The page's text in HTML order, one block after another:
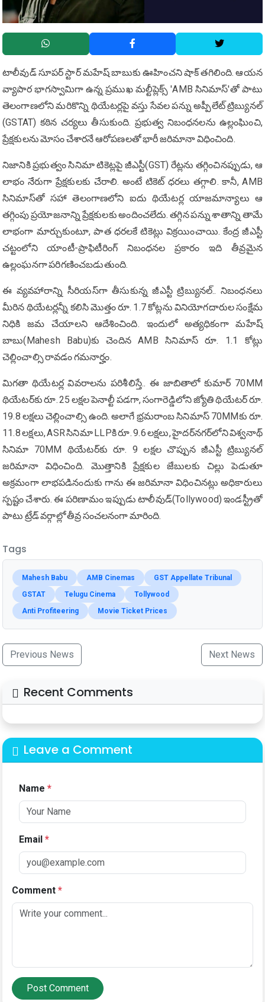
టాలీవుడ్ సూపర్ స్టార్ మహేష్ బాబుకు ఊహించని షాక్ తగిలింది. ఆయన
వ్యాపార భాగస్వామిగా ఉన్న ప్రముఖ మల్టీప్లెక్స్ 'AMB సినిమాస్'తో పాటు
తెలంగాణలోని మరికొన్ని థియేటర్లపై వస్తు సేవల పన్ను అప్పీలేట్ ట్రిబ్యునల్
(GSTAT) కఠిన చర్యలు తీసుకుంది. ప్రభుత్వ నిబంధనలను ఉల్లంఘించి,
ప్రేక్షకులను మోసం చేశారనే ఆరోపణలతో భారీ జరిమానా విధించింది.
నిజానికి ప్రభుత్వం సినిమా టికెట్లపై జీఎస్టీ(GST) రేట్లను తగ్గించినప్పుడు, ఆ
లాభం నేరుగా ప్రేక్షకులకు చేరాలి. అంటే టికెట్ ధరలు తగ్గాలి. కానీ, AMB
సినిమాస్‌తో సహా తెలంగాణలోని ఐదు థియేటర్ల యాజమాన్యాలు ఆ
తగ్గింపు ప్రయోజనాన్ని ప్రేక్షకులకు అందించలేదు. తగ్గిన పన్ను శాతాన్ని తామే
లాభంగా మార్చుకుంటూ, పాత ధరలకే టికెట్లు విక్రయించాయి. కేంద్ర జీఎస్టీ
చట్టంలోని యాంటీ-ప్రాఫిటీరింగ్ నిబంధనల ప్రకారం ఇది తీవ్రమైన
ఉల్లంఘనగా పరిగణించబడుతుంది.
ఈ వ్యవహారాన్ని సీరియస్‌గా తీసుకున్న జీఎస్టీ ట్రిబ్యునల్.. నిబంధనలు
మీరిన థియేటర్లన్నీ కలిసి మొత్తం రూ. 1.7 కోట్లను వినియోగదారుల సంక్షేమ
నిధికి జమ చేయాలని ఆదేశించింది. ఇందులో అత్యధికంగా మహేష్
బాబు(Mahesh Babu)కు చెందిన AMB సినిమాస్ రూ. 1.1 కోట్లు
చెల్లించాల్సి రావడం గమనార్హం.
మిగ‌తా థియేటర్ల వివరాలను పరిశీలిస్తే.. ఈ జాబితాలో కుమార్‌ 70MM
థియేటర్‌కు రూ. 25 లక్షల పెనాల్టీ పడగా, సంగారెడ్డిలోని జ్యోతి థియేటర్‌ రూ.
19.8 లక్షలు చెల్లించాల్సి ఉంది. అలాగే భ్రమరాంబ సినిమాస్ 70MMకు రూ.
11.8 లక్షలు, ASR సినిమా LLPకి రూ. 9.6 లక్షలు, హైదర్‌నగర్‌లోని విశ్వనాథ్
సినిమా 70MM థియేటర్‌కు రూ. 9 లక్షల చొప్పున జీఎస్టీ ట్రిబ్యునల్
జరిమానా విధించింది. మొత్తానికి ప్రేక్షకుల జేబులకు చిల్లు పెడుతూ
అక్రమంగా లాభపడినందుకు గాను ఈ జరిమానా విధించినట్లు అధికారులు
స్పష్టం చేశారు. ఈ పరిణామం ఇప్పుడు టాలీవుడ్(Tollywood) ఇండస్ట్రీతో
పాటు ట్రేడ్ వర్గాల్లో తీవ్ర సంచలనంగా మారింది.
Tags
Mahesh Babu AMB Cinemas
GST Appellate Tribunal
GSTAT
Telugu Cinema
Tollywood
Anti Profiteering
Movie Ticket Prices
Previous News Next News
Recent Comments
Leave a Comment
Name *
Email *
Comment *
Post Comment